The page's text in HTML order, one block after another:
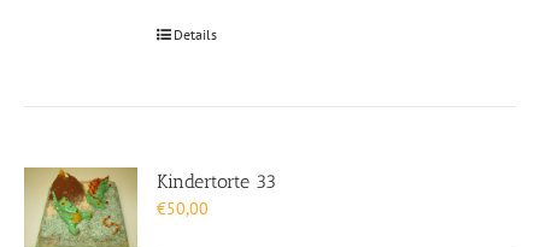
Details
Kindertorte 33
€50,00